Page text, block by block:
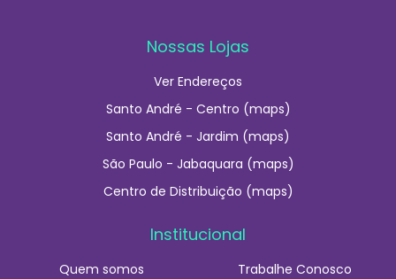
Nossas Lojas
Ver Endereços
Santo André - Centro (maps)
Santo André - Jardim (maps)
São Paulo - Jabaquara (maps)
Centro de Distribuição (maps)
Institucional
Quem somos
Trabalhe Conosco